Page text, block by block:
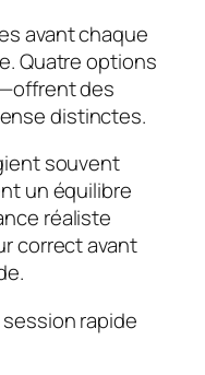
avant chaque
Quatre options
des
distinctes.
souvent
un équilibre
réaliste
correct avant
rapide